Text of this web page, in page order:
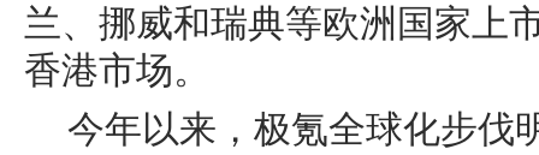
兰、挪威和瑞典等欧洲国家上
香港市场。
今年以来，极氪全球化步伐